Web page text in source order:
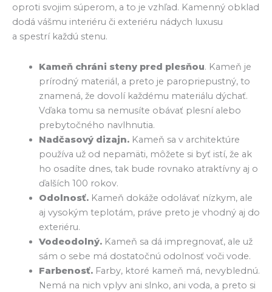
oproti svojim súperom, a to je vzhľad. Kamenný obklad
dodá vášmu interiéru či exteriéru nádych luxusu
a spestrí každú stenu.
Kameň chráni steny pred plesňou. Kameň je
prírodný materiál, a preto je paropriepustný, to
znamená, že dovolí každému materiálu dýchať.
Vďaka tomu sa nemusíte obávať plesní alebo
prebytočného navlhnutia.
Nadčasový dizajn.Kameň sa v architektúre
používa už od nepamäti, môžete si byť istí, že ak
ho osadíte dnes, tak bude rovnako atraktívny aj o
ďalších 100 rokov.
Odolnosť.Kameň dokáže odolávať nízkym, ale
aj vysokým teplotám, práve preto je vhodný aj do
exteriéru.
Vodeodolný.Kameň sa dá impregnovať, ale už
sám o sebe má dostatočnú odolnosť voči vode.
Farbenosť.Farby, ktoré kameň má, nevyblednú.
Nemá na nich vplyv ani slnko, ani voda, a preto si